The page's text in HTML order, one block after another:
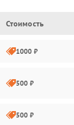
Стоимость
1000 ₽
500 ₽
500 ₽